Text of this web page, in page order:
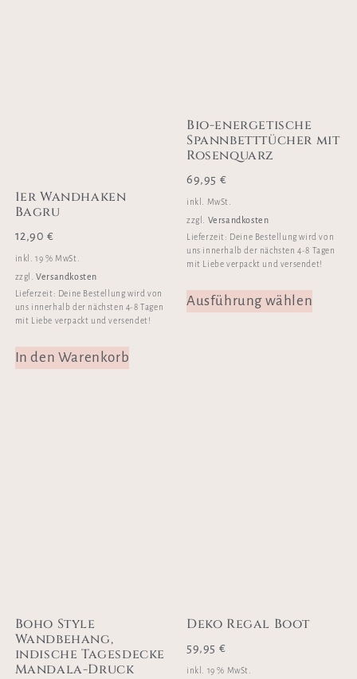
1er Wandhaken
Bagru
12,90€
inkl. 19 % MwSt.
zzgl.Versandkosten
Lieferzeit: Deine Bestellung wird von
uns innerhalb der nächsten 4-8 Tagen
mit Liebe verpackt und versendet!
In den Warenkorb
Bio-energetische
Spannbetttücher mit
Rosenquarz
69,95 €
inkl. MwSt.
zzgl. Versandkosten
Lieferzeit: Deine Bestellung wird von
uns innerhalb der nächsten 4-8 Tagen
mit Liebe verpackt und versendet!
Ausführung wählen
Boho Style
Wandbehang,
indische Tagesdecke
Mandala-Druck
Deko Regal Boot
59,95 €
inkl. 19 % MwSt.